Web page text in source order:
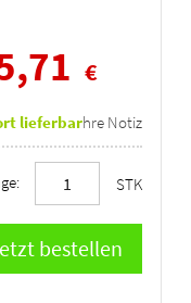
€
lieferbarIhre Notiz
STK